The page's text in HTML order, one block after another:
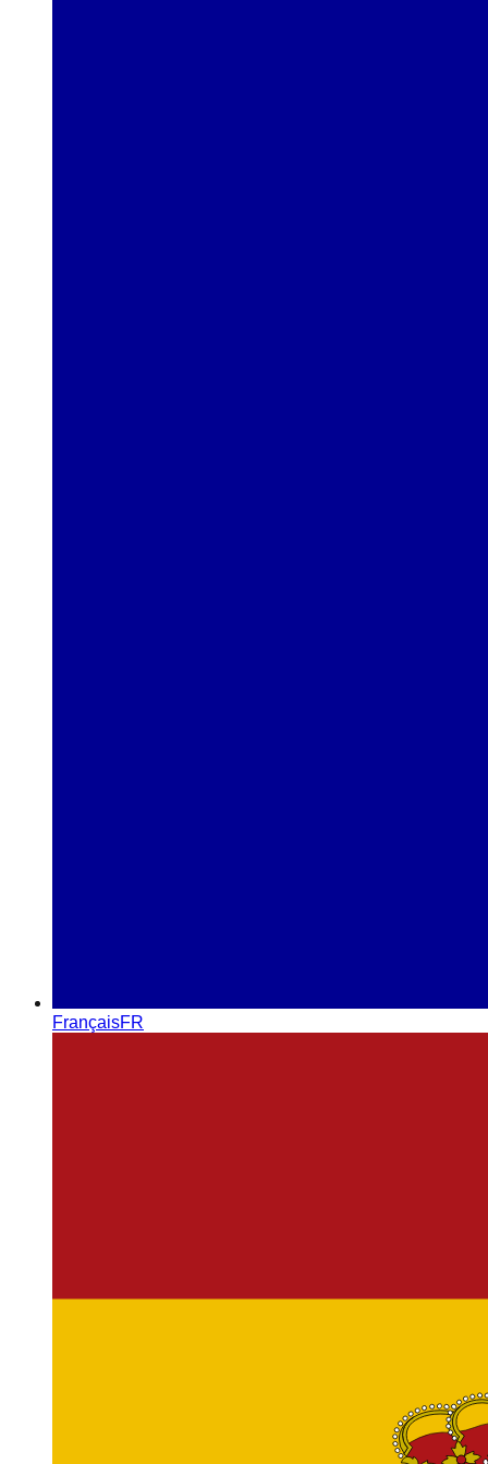
FrançaisFR